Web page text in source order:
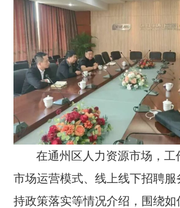
在通州区人力资源市场，工
市场运营模式、线上线下招聘服
持政策落实等情况介绍，围绕